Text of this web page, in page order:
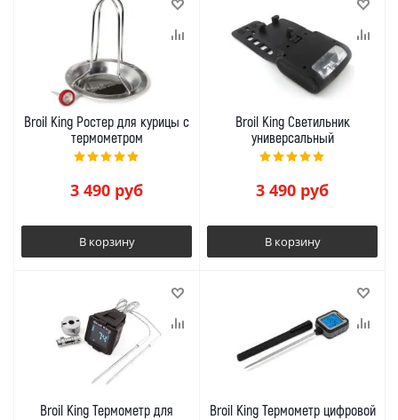
Broil King Ростер для курицы с
термометром
3 490 руб
В корзину
Broil King Светильник
универсальный
3 490 руб
В корзину
Broil King Термометр для
Broil King Термометр цифровой